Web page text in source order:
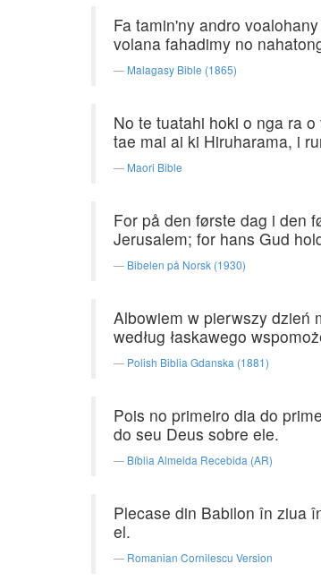
Fa tamin'ny andro
volana fahadimy no
Malagasy Bible (1865)
No te tuatahi hoki o nga ra
tae mai ai ki Hiruharama, i
Maori Bible
For på den første dag i den
Jerusalem; for hans Gud
Bibelen på Norsk (1930)
Albowiem w pierwszy dzień
według łaskawego
Polish Biblia Gdanska (1881)
Pois no primeiro dia do
do seu Deus sobre ele.
Bíblia Almeida Recebida (AR)
Plecase din Babilon în ziua
el.
Romanian Cornilescu Version